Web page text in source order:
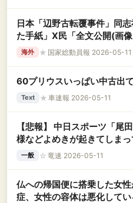
日本「辺野古転覆事件」同
た手紙」X民「全文公開(画
死んじゃった」同志社生徒
海外 ★ 国家総動員報 2026-05-11
60プリウスいっぱい中古出
Text ★ 車速報 2026-05-11
【悲報】 中日スポーツ「尾
様などよめきが起きてしまっ
一般 ☆ 竜速 2026-05-11
仏への帰国便に搭乗した女
症、女性の容体は悪化して